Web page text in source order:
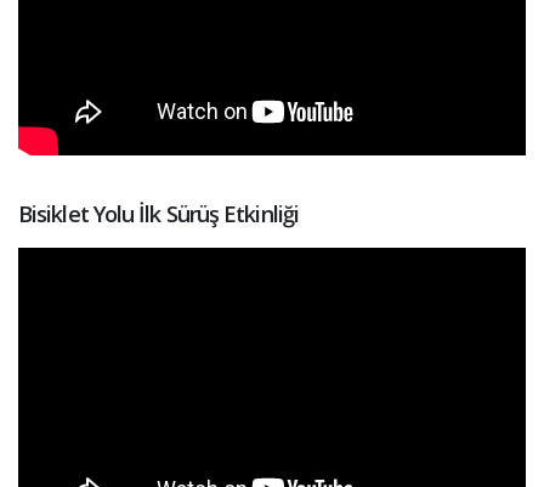
Bisiklet Yolu İlk Sürüş Etkinliği